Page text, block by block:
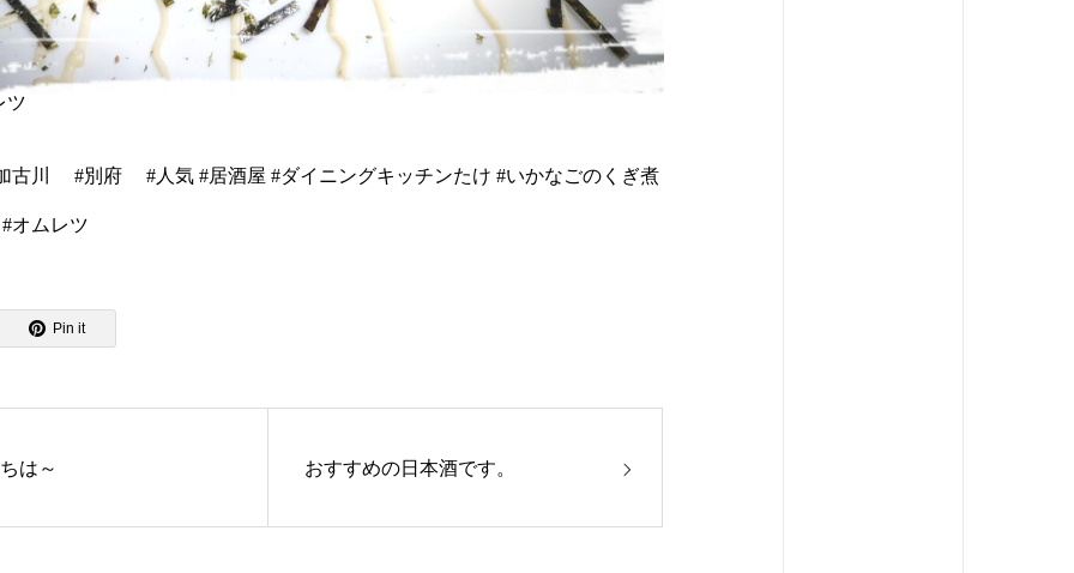
ツ
古川 #別府 #人気 #居酒屋 #ダイニングキッチンたけ #いかなごのくぎ煮
オムレツ
Pin it
ちは～ おすすめの日本酒です。